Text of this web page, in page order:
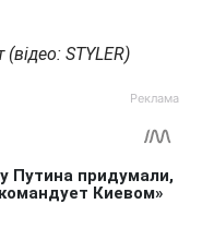
(відео: STYLER)